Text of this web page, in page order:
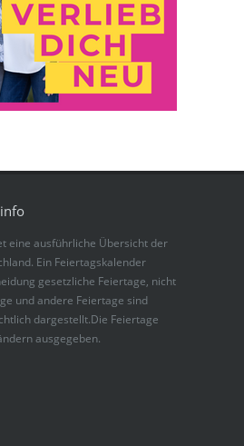
eine ausführliche Übersicht der
Ein Feiertagskalender
gesetzliche Feiertage, nicht
und andere Feiertage sind
dargestellt.Die Feiertage
ausgegeben.